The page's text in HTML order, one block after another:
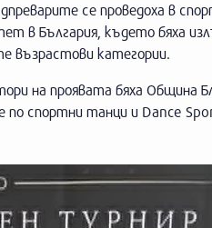
се проведоха в
в България, където бяха
възрастови категории.
на проявата бяха Община
по спортни танци и Dance